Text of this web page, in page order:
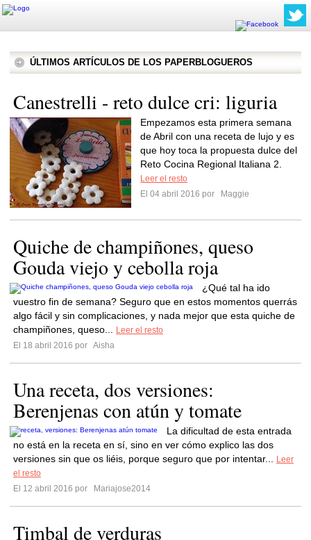
ÚLTIMOS ARTÍCULOS DE LOS PAPERBLOGUEROS
Canestrelli - reto dulce cri: liguria
Empezamos esta primera semana
de Abril con una receta de lujo y es
que hoy toca la propuesta dulce del
Reto Cocina Regional Italiana 2.
Leer el resto
El 04 abril 2016 por
Maggie
Quiche de champiñones, queso
Gouda viejo y cebolla roja
¿Qué tal ha ido
vuestro fin de semana? Seguro que en estos momentos querrás
algo fácil y sin complicaciones, y nada mejor que esta quiche de
champiñones, queso...
Leer el resto
El 18 abril 2016 por Aisha
Una receta, dos versiones:
Berenjenas con atún y tomate
La dificultad de esta entrada
no está en la receta en sí, sino en ver cómo explico las dos
versiones sin que os liéis, porque seguro que por intentar...
Leer
el resto
El 12 abril 2016 por
Mariajose2014
Timbal de verduras